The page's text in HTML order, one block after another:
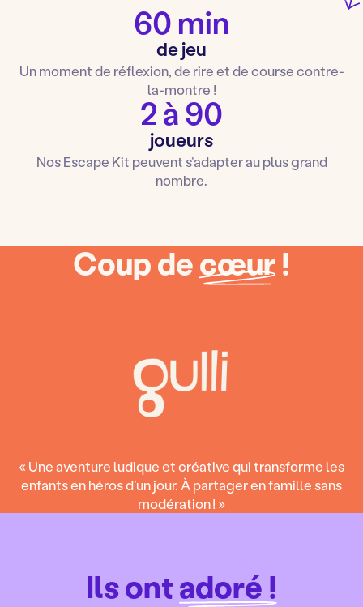
60 min
de jeu
Un moment de réflexion, de rire et de course contre-
la-montre !
2 à 90
joueurs
Nos Escape Kit peuvent s’adapter au plus grand
nombre.
Coup decœur!
« Une aventure ludique et créative qui transforme les
enfants en héros d’un jour. À partager en famille sans
modération ! »
Ils ontadoré !